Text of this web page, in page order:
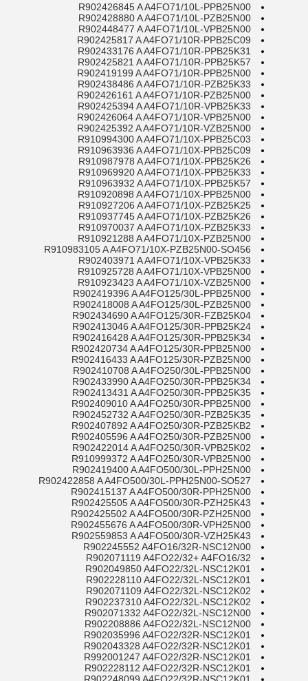
R902426845 A A4FO71/10L-PPB25N00
R902428880 A A4FO71/10L-PZB25N00
R902448477 A A4FO71/10L-VPB25N00
R902425817 A A4FO71/10R-PPB25C09
R902433176 A A4FO71/10R-PPB25K31
R902425821 A A4FO71/10R-PPB25K57
R902419199 A A4FO71/10R-PPB25N00
R902438486 A A4FO71/10R-PZB25K33
R902426161 A A4FO71/10R-PZB25N00
R902425394 A A4FO71/10R-VPB25K33
R902426064 A A4FO71/10R-VPB25N00
R902425392 A A4FO71/10R-VZB25N00
R910994300 A A4FO71/10X-PPB25C03
R910963936 A A4FO71/10X-PPB25C09
R910987978 A A4FO71/10X-PPB25K26
R910969920 A A4FO71/10X-PPB25K33
R910963932 A A4FO71/10X-PPB25K57
R910920898 A A4FO71/10X-PPB25N00
R910927206 A A4FO71/10X-PZB25K25
R910937745 A A4FO71/10X-PZB25K26
R910970037 A A4FO71/10X-PZB25K33
R910921288 A A4FO71/10X-PZB25N00
R910983105 A A4FO71/10X-PZB25N00-SO456
R902403971 A A4FO71/10X-VPB25K33
R910925728 A A4FO71/10X-VPB25N00
R910923423 A A4FO71/10X-VZB25N00
R902419396 A A4FO125/30L-PPB25N00
R902418008 A A4FO125/30L-PZB25N00
R902434690 A A4FO125/30R-FZB25K04
R902413046 A A4FO125/30R-PPB25K24
R902416428 A A4FO125/30R-PPB25K34
R902420734 A A4FO125/30R-PPB25N00
R902416433 A A4FO125/30R-PZB25N00
R902410708 A A4FO250/30L-PPB25N00
R902433990 A A4FO250/30R-PPB25K34
R902413431 A A4FO250/30R-PPB25K35
R902409010 A A4FO250/30R-PPB25N00
R902452732 A A4FO250/30R-PZB25K35
R902407892 A A4FO250/30R-PZB25KB2
R902405596 A A4FO250/30R-PZB25N00
R902422014 A A4FO250/30R-VPB25K02
R910999372 A A4FO250/30R-VPB25N00
R902419400 A A4FO500/30L-PPH25N00
R902422858 A A4FO500/30L-PPH25N00-SO527
R902415137 A A4FO500/30R-PPH25N00
R902425505 A A4FO500/30R-PZH25K43
R902425502 A A4FO500/30R-PZH25N00
R902455676 A A4FO500/30R-VPH25N00
R902559853 A A4FO500/30R-VZH25K43
R902245552 A4FO16/32R-NSC12N00
R902071119 A4FO22/32+ A4FO16/32
R902049850 A4FO22/32L-NSC12K01
R902228110 A4FO22/32L-NSC12K01
R902071109 A4FO22/32L-NSC12K02
R902237310 A4FO22/32L-NSC12K02
R902071332 A4FO22/32L-NSC12N00
R902208886 A4FO22/32L-NSC12N00
R902035996 A4FO22/32R-NSC12K01
R902043328 A4FO22/32R-NSC12K01
R992001247 A4FO22/32R-NSC12K01
R902228112 A4FO22/32R-NSC12K01